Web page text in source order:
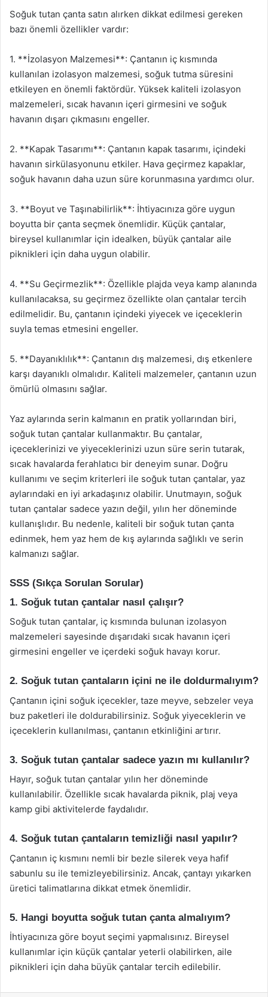
Soğuk tutan çanta satın alırken dikkat edilmesi gereken
bazı önemli özellikler vardır:
1. **İzolasyon Malzemesi**: Çantanın iç kısmında
kullanılan izolasyon malzemesi, soğuk tutma süresini
etkileyen en önemli faktördür. Yüksek kaliteli izolasyon
malzemeleri, sıcak havanın içeri girmesini ve soğuk
havanın dışarı çıkmasını engeller.
2. **Kapak Tasarımı**: Çantanın kapak tasarımı, içindeki
havanın sirkülasyonunu etkiler. Hava geçirmez kapaklar,
soğuk havanın daha uzun süre korunmasına yardımcı olur.
3. **Boyut ve Taşınabilirlik**: İhtiyacınıza göre uygun
boyutta bir çanta seçmek önemlidir. Küçük çantalar,
bireysel kullanımlar için idealken, büyük çantalar aile
piknikleri için daha uygun olabilir.
4. **Su Geçirmezlik**: Özellikle plajda veya kamp alanında
kullanılacaksa, su geçirmez özellikte olan çantalar tercih
edilmelidir. Bu, çantanın içindeki yiyecek ve içeceklerin
suyla temas etmesini engeller.
5. **Dayanıklılık**: Çantanın dış malzemesi, dış etkenlere
karşı dayanıklı olmalıdır. Kaliteli malzemeler, çantanın uzun
ömürlü olmasını sağlar.
Yaz aylarında serin kalmanın en pratik yollarından biri,
soğuk tutan çantalar kullanmaktır. Bu çantalar,
içeceklerinizi ve yiyeceklerinizi uzun süre serin tutarak,
sıcak havalarda ferahlatıcı bir deneyim sunar. Doğru
kullanımı ve seçim kriterleri ile soğuk tutan çantalar, yaz
aylarındaki en iyi arkadaşınız olabilir. Unutmayın, soğuk
tutan çantalar sadece yazın değil, yılın her döneminde
kullanışlıdır. Bu nedenle, kaliteli bir soğuk tutan çanta
edinmek, hem yaz hem de kış aylarında sağlıklı ve serin
kalmanızı sağlar.
SSS (Sıkça Sorulan Sorular)
1. Soğuk tutan çantalar nasıl çalışır?
Soğuk tutan çantalar, iç kısmında bulunan izolasyon
malzemeleri sayesinde dışarıdaki sıcak havanın içeri
girmesini engeller ve içerdeki soğuk havayı korur.
2. Soğuk tutan çantaların içini ne ile doldurmalıyım?
Çantanın içini soğuk içecekler, taze meyve, sebzeler veya
buz paketleri ile doldurabilirsiniz. Soğuk yiyeceklerin ve
içeceklerin kullanılması, çantanın etkinliğini artırır.
3. Soğuk tutan çantalar sadece yazın mı kullanılır?
Hayır, soğuk tutan çantalar yılın her döneminde
kullanılabilir. Özellikle sıcak havalarda piknik, plaj veya
kamp gibi aktivitelerde faydalıdır.
4. Soğuk tutan çantaların temizliği nasıl yapılır?
Çantanın iç kısmını nemli bir bezle silerek veya hafif
sabunlu su ile temizleyebilirsiniz. Ancak, çantayı yıkarken
üretici talimatlarına dikkat etmek önemlidir.
5. Hangi boyutta soğuk tutan çanta almalıyım?
İhtiyacınıza göre boyut seçimi yapmalısınız. Bireysel
kullanımlar için küçük çantalar yeterli olabilirken, aile
piknikleri için daha büyük çantalar tercih edilebilir.